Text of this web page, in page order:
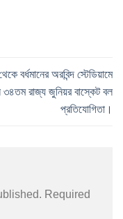
বর্ধমানের অরবিন্দ স্টেডিয়ামে
রাজ্য জুনিয়র বাস্কেট বল
প্রতিযোগিতা।
Required